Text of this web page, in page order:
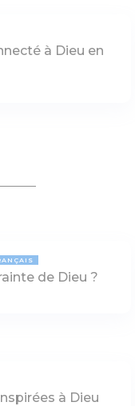
à Dieu en
de Dieu ?
à Dieu